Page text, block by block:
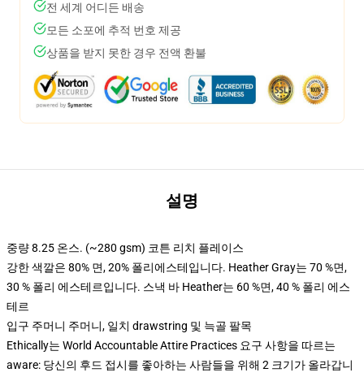
전 세계 어디든 배송
모든 소포에 추적 번호 제공
상품을 받지 못한 경우 전액 환불
설명
중량 8.25 온스. (~280 gsm) 코튼 리치 플레이스
강한 색깔은 80% 면, 20% 폴리에스테입니다. Heather Gray는 70 %면,
30 % 폴리 에스테르입니다. 스낵 바 Heather는 60 %면, 40 % 폴리 에스
테르
입구 주머니 주머니, 일치 drawstring 및 늑골 팔목
Ethically는 World Accountable Attire Practices 요구 사항을 따르는
aware: 당신의 후드 접시를 좋아하는 사람들을 위해 2 크기가 올라갑니